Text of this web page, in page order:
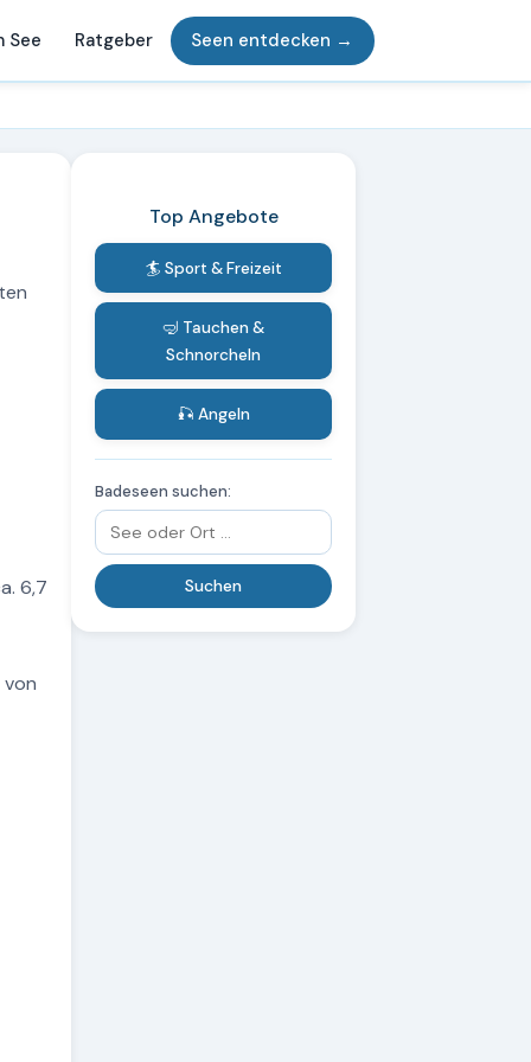
See Ratgeber Seen entdecken →
6,7
Top Angebote
🏄 Sport & Freizeit
🤿 Tauchen &
Schnorcheln
🎣 Angeln
Badeseen suchen: